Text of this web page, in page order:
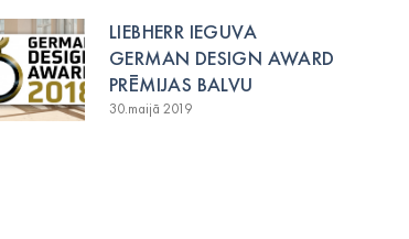
LIEBHERR IEGUVA
GERMAN DESIGN AWARD
PRĒMIJAS BALVU
30.maijā 2019